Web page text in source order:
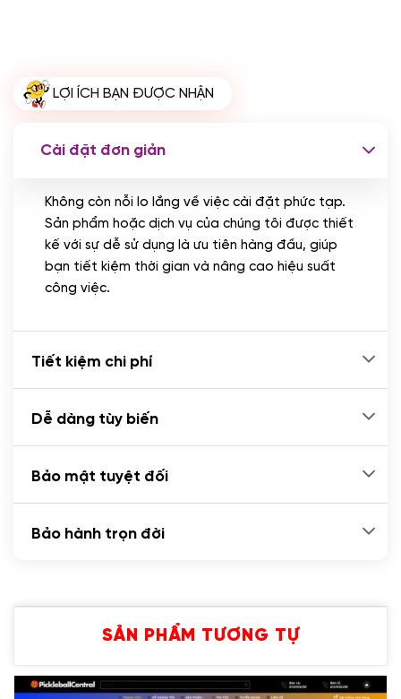
(+200.000 VND)
CÀI ĐẶT PLUGINS
Cài đặt plugin theo yêu cầu
(+100.000 VND)
Cài plugin xử lý thanh toán tự động qua
LỢI ÍCH BẠN ĐƯỢC NHẬN
Cài đặt đơn giản
Không còn nỗi lo lắng về việc cài đặt phức tạp.
Sản phẩm hoặc dịch vụ của chúng tôi được thiết
kế với sự dễ sử dụng là ưu tiên hàng đầu, giúp
bạn tiết kiệm thời gian và nâng cao hiệu suất
công việc.
Tiết kiệm chi phí
Dễ dàng tùy biến
Bảo mật tuyệt đối
Bảo hành trọn đời
SẢN PHẨM TƯƠNG TỰ